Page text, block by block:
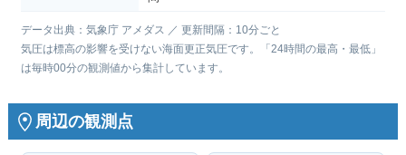
データ出典：気象庁 アメダス ／ 更新間隔：10分ごと
気圧は標高の影響を受けない海面更正気圧です。「24時間の最高・最低」
は毎時00分の観測値から集計しています。
周辺の観測点